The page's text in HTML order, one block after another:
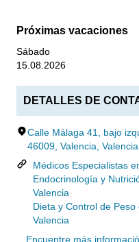
Próximas vacaciones
Sábado
15.08.2026
DETALLES DE
Calle Málaga 41, bajo
46009, Valencia, Valencia
Médicos Especialistas
Endocrinología y
Valencia
Dieta y Control de Peso
Valencia
Encuentre más